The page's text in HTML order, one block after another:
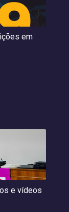
em
e vídeos